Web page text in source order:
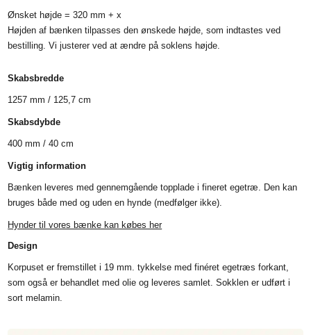
Ønsket højde = 320 mm + x
Højden af bænken tilpasses den ønskede højde, som indtastes ved
bestilling. Vi justerer ved at ændre på soklens højde.
Skabsbredde
1257 mm / 125,7 cm
Skabsdybde
400 mm / 40 cm
Vigtig information
Bænken leveres med gennemgående topplade i fineret egetræ. Den kan
bruges både med og uden en hynde (medfølger ikke).
Hynder til vores bænke kan købes her
Design
Korpuset er fremstillet i 19 mm. tykkelse med finéret egetræs forkant,
som også er behandlet med olie og leveres samlet. Sokklen er udført i
sort melamin.